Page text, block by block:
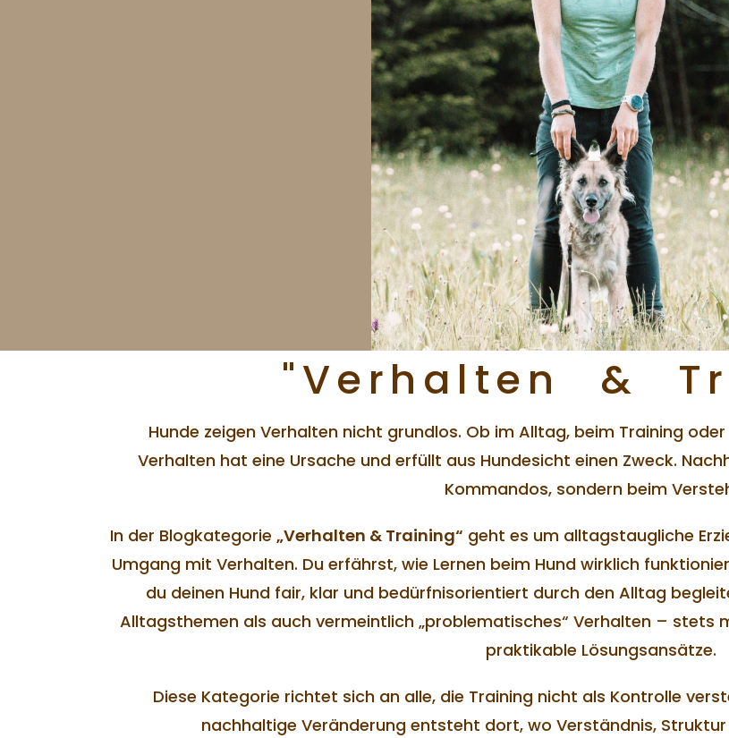
"Verhalten &
Hunde zeigen Verhalten nicht grundlos. Ob im Alltag, beim Training
Verhalten hat eine Ursache und erfüllt aus Hundesicht einen Zweck.
Kommandos, sondern beim
In der Blogkategorie „Verhalten & Training“ geht es um alltagstaugliche
Umgang mit Verhalten. Du erfährst, wie Lernen beim Hund wirklich
du deinen Hund fair, klar und bedürfnisorientiert durch den Alltag
Alltagsthemen als auch vermeintlich „problematisches“ Verhalten – stets
praktikable Lösungsansätze.
Diese Kategorie richtet sich an alle, die Training nicht als Kontrolle
nachhaltige Veränderung entsteht dort, wo Verständnis, Struktur